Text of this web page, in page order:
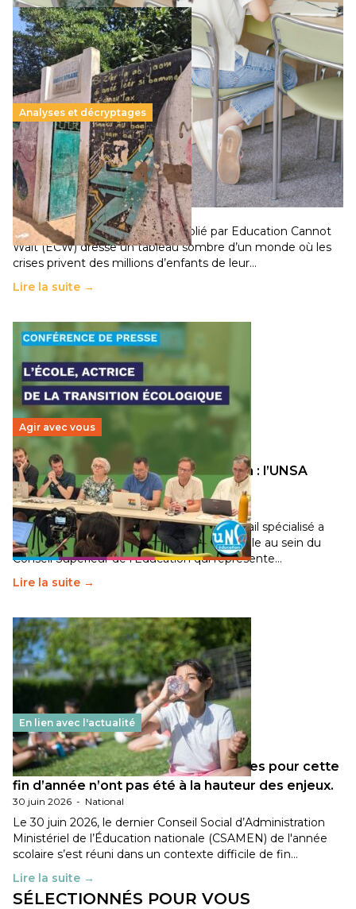
Analyses et décryptages
258 millions d’enfants victimes de la guerre, des
chocs climatiques et des déplacements de
population
11 juillet 2026- National
Un nouveau rapport mondial publié par Education Cannot
Wait (ECW) dresse un tableau sombre d’un monde où les
crises privent des millions d’enfants de leur…
Lire la suite →
Agir avec vous
Transition écologique de l’éducation : l’UNSA
Éducation fait bouger les lignes
30 juin 2026-National
Pendant plusieurs mois, un groupe de travail spécialisé a
travaillé sur la transition écologique de l’Ecole au sein du
Conseil Supérieur de l’Éducation qui représente…
Lire la suite →
En lien avec l'actualité
Les décisions ministérielles attendues pour cette
fin d’année n’ont pas été à la hauteur des enjeux.
30 juin 2026 - National
Le 30 juin 2026, le dernier Conseil Social d’Administration
Ministériel de l’Éducation nationale (CSAMEN) de l'année
scolaire s’est réuni dans un contexte difficile de fin…
Lire la suite →
SÉLECTIONNÉS POUR VOUS